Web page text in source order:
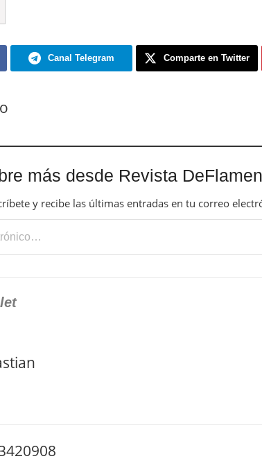
Canal Telegram Comparte en Twitter
más desde Revista
y recibe las últimas entradas en tu correo